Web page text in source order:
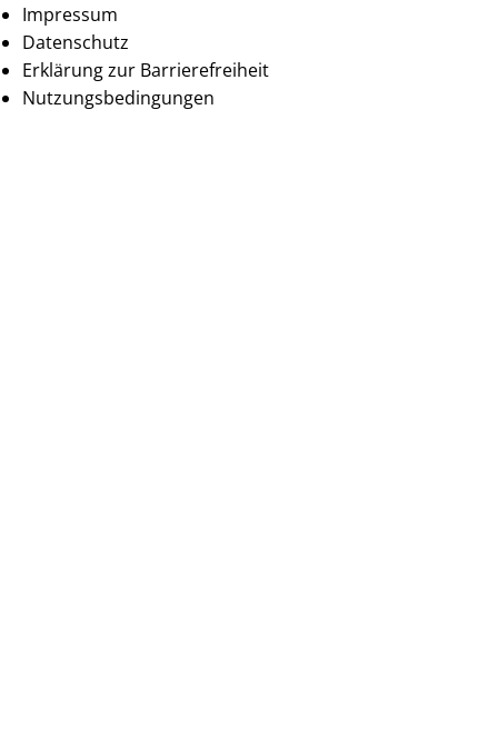
Impressum
Datenschutz
Erklärung zur Barrierefreiheit
Nutzungsbedingungen